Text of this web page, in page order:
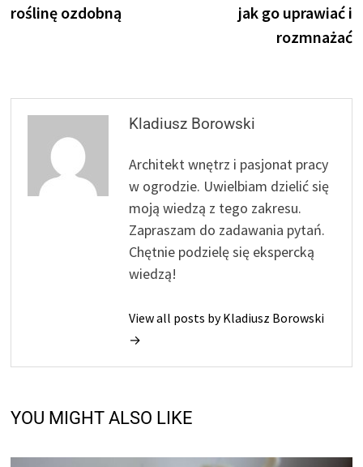
roślinę ozdobną
jak go uprawiać i
rozmnażać
Kladiusz Borowski
Architekt wnętrz i pasjonat pracy
w ogrodzie. Uwielbiam dzielić się
moją wiedzą z tego zakresu.
Zapraszam do zadawania pytań.
Chętnie podzielę się ekspercką
wiedzą!
View all posts by Kladiusz Borowski
→
YOU MIGHT ALSO LIKE